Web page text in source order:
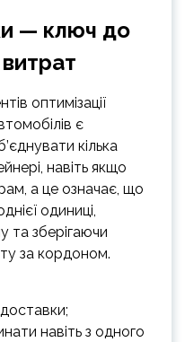
— ключ до
оптимізації
є
кілька
навіть якщо
а це означає, що
одиниці,
та зберігаючи
за кордоном.
навіть з одного